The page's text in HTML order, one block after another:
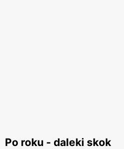
Po roku - daleki skok